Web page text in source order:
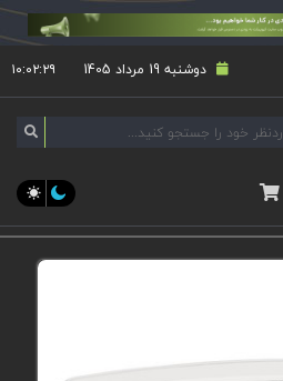
دوشنبه 19 مرداد 1405 ۱۰:۰۲:۲۹